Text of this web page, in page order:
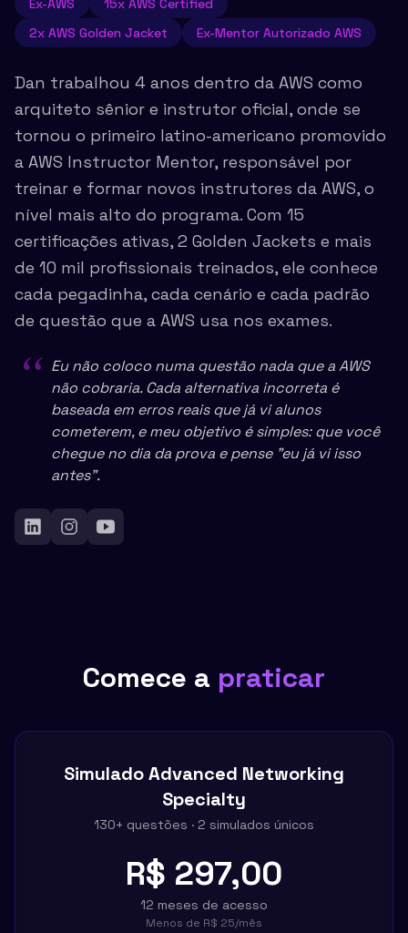
Ex-AWS
15x AWS Certified
2x AWS Golden Jacket
Ex-Mentor Autorizado AWS
Dan trabalhou 4 anos dentro da AWS como
arquiteto sênior e instrutor oficial, onde se
tornou o primeiro latino-americano promovido
a AWS Instructor Mentor, responsável por
treinar e formar novos instrutores da AWS, o
nível mais alto do programa. Com 15
certificações ativas, 2 Golden Jackets e mais
de 10 mil profissionais treinados, ele conhece
cada pegadinha, cada cenário e cada padrão
de questão que a AWS usa nos exames.
“ Eu não coloco numa questão nada que a AWS
não cobraria. Cada alternativa incorreta é
baseada em erros reais que já vi alunos
cometerem, e meu objetivo é simples: que você
chegue no dia da prova e pense "eu já vi isso
antes".
Comece a praticar
SimuladoAdvanced Networking
Specialty
130+ questões · 2 simulados únicos
R$ 297,00
12 meses de acesso
Menos de R$ 25/mês